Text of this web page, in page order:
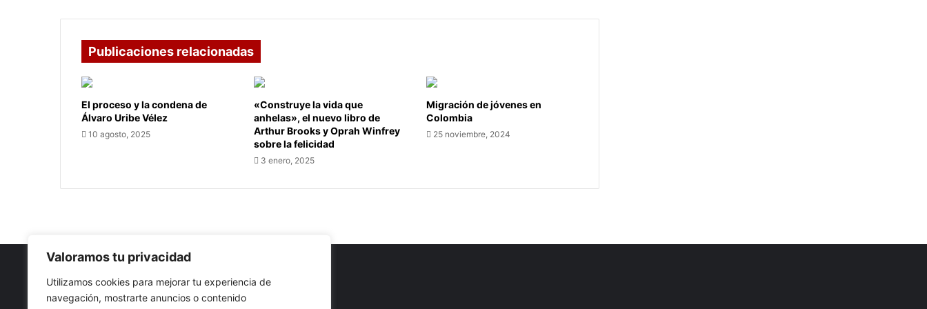
Valoramos tu privacidad
Utilizamos cookies para mejorar tu experiencia de
navegación, mostrarte anuncios o contenido
desarrollo,
People’s
Vaccine
Alliance.
Publicaciones relacionadas
El proceso y la condena de
Álvaro Uribe Vélez
10 agosto, 2025
«Construye la vida que
anhelas», el nuevo libro de
Arthur Brooks y Oprah Winfrey
sobre la felicidad
3 enero, 2025
Migración de jóvenes en
Colombia
25 noviembre, 2024
Nuestro propósito: Compartir opinión, actualidad y noticias